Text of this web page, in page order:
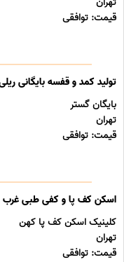
قیمت: توافقی
تولید کمد و قفسه بایگانی
بایگان گستر
تهران
قیمت: توافقی
اسکن کف پا و کفی طبی غرب
کلینیک اسکن کف پا کهن
تهران
قیمت: توافقی